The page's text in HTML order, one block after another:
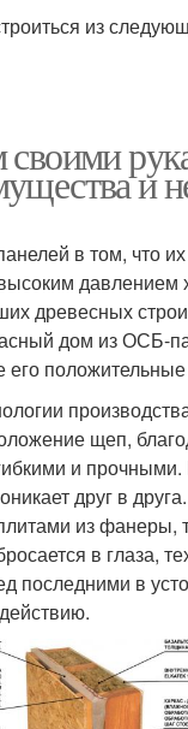
из
и
в том, что
древесных
дом из ОСБ-
его положительные
щеп,
и
друг в
из фанеры,
в глаза,
последними в